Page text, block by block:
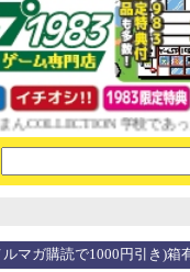
学校であった怖
マガ購読で1000円引き)箱